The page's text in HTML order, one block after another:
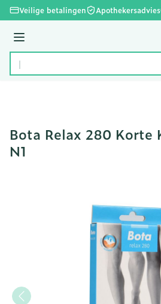
Ga naar de inhoud
Veilige betalingen Apothekersadvies
Menu
Product, merk, categorie...
Bota Relax 280 Korte
N1